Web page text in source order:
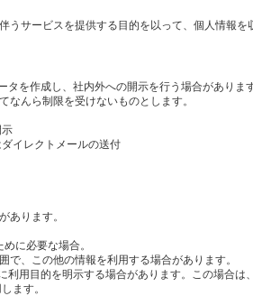
サービスを提供する目的を以って、個人情報を
を作成し、社内外への開示を行う場合がありま
んら制限を受けないものとします。
イレクトメールの送付
あります。
に必要な場合。
、この他の情報を利用する場合があります。
用目的を明示する場合があります。この場合は
ます。